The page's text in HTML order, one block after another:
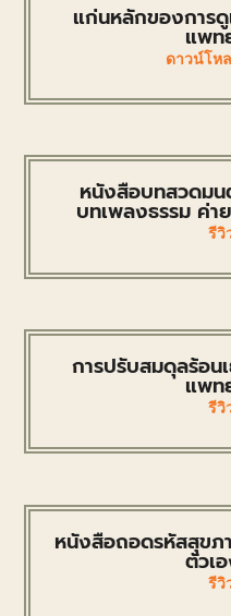
แก่นหลักของการ
แพท
ดาวน์โห
หนังสือบทสวดมน
บทเพลงธรรม ค่
รีวิ
การปรับสมดุลร้อน
แพท
รีวิ
หนังสือถอดรหัสสุขภ
ตัวเ
รีวิ